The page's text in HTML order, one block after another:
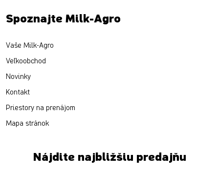
Spoznajte Milk-Agro
Vaše Milk-Agro
Veľkoobchod
Novinky
Kontakt
Priestory na prenájom
Mapa stránok
Nájdite najbližšiu predajňu